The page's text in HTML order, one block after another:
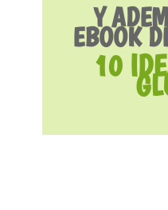
Y
EBOOK
10